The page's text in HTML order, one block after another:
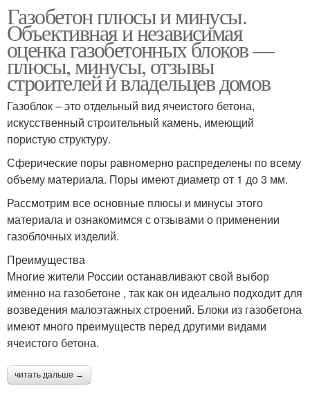
Газобетон плюсы и минусы.
Объективная и независимая
оценка газобетонных блоков —
плюсы, минусы, отзывы
строителей и владельцев домов
Газоблок – это отдельный вид ячеистого бетона,
искусственный строительный камень, имеющий
пористую структуру.
Сферические поры равномерно распределены по всему
объему материала. Поры имеют диаметр от 1 до 3 мм.
Рассмотрим все основные плюсы и минусы этого
материала и ознакомимся с отзывами о применении
газоблочных изделий.
Преимущества
Многие жители России останавливают свой выбор
именно на газобетоне , так как он идеально подходит для
возведения малоэтажных строений. Блоки из газобетона
имеют много преимуществ перед другими видами
ячеистого бетона.
читать дальше →